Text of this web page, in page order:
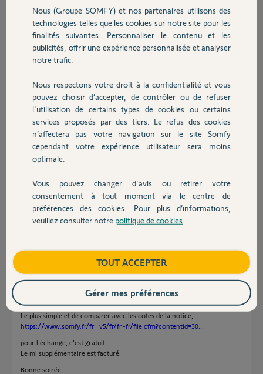
Sécurité
Domotique
Chauffage
Autres produits
Devis avec un pro
Contact
Avant d'acheter un
souhaiterai savoir si j'ai la
place d'installer la
crémaillère (et quel type: haute ou basse ??) et que le pignon passe
aussi. Car j'ai les boulons de fixation des roues qui me gênent. et j'ai
avec ses crémaillères et que je dois changer pour d'autres
crémaillères, comment ça se passe ? C'est pris en charge ?
Je dois aussi de toute façon acheter plus de crémaillère car mon
portail fait 5 m et le lot de crémaillère de base fait 4m. et je vois que si
on en rachète en plus , elles ne sont que par 1 m. C'est ça ? Merci de
votre aide. Donc dites moi si compte tenu des cotes dans mon dessin
joint: est-ce que ça passe ? Merci
Philippe C.
il y a environ 6 ans
Participer au fil de discussion
Réponses
Le plus simple et de comparer avec les cotes de la notice;
https://www.somfy.fr/fr_v5/fr/fr-fr/file.cfm?contentid=30...
pour l'échange, c'est gratuit.
Le ml supplémentaire est facturé.
Bonne soirée
Nous (Groupe SOMFY) et nos partenaires utilisons des
technologies telles que les cookies sur notre site pour les
finalités suivantes: Personnaliser le contenu et les
publicités, offrir une expérience personnalisée et analyser
notre trafic.
Nous respectons votre droit à la confidentialité et vous
pouvez choisir d’accepter, de contrôler ou de refuser
l'utilisation de certains types de cookies ou certains
services proposés par des tiers. Le refus des cookies
n’affectera pas votre navigation sur le site Somfy
cependant votre expérience utilisateur sera moins
optimale.
Vous pouvez changer d'avis ou retirer votre
consentement à tout moment via le centre de
préférences des cookies. Pour plus d’informations,
veuillez consulter notre politique de cookies
TOUT ACCEPTER
Gérer mes préférences